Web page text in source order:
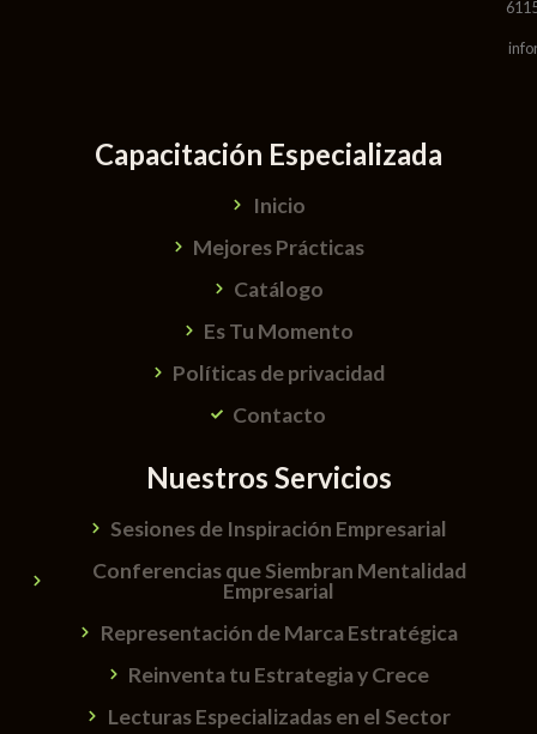
Capacitación Especializada
Inicio
Mejores Prácticas
Catálogo
Es Tu Momento
Políticas de privacidad
Contacto
Nuestros Servicios
Sesiones de Inspiración Empresarial
Conferencias que Siembran Mentalidad
Empresarial
Representación de Marca Estratégica
Reinventa tu Estrategia y Crece
Lecturas Especializadas en el Sector